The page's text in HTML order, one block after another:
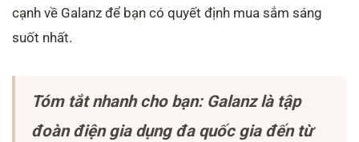
cạnh về Galanz để bạn có quyết định mua sắm sáng
suốt nhất.
Tóm tắt nhanh cho bạn: Galanz là tập
đoàn điện gia dụng đa quốc gia đến từ